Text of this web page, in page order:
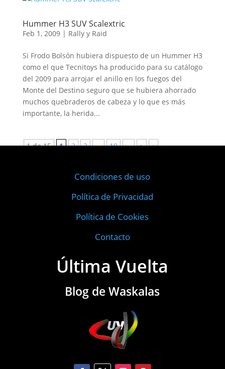
Hummer H3 SUV Scalextric
Feb 1, 2009| Rally y Raid
Si Frodo Bolsón hubiera dispuesto de un Hummer H3
como el que Tecnitoys ha producido para su catálogo
del 2009 para arrojar el anillo en los fuegos del
Monte del Destino seguro que se hubiera ahorrado
muchos quebraderos de cabeza y lo que es más
importante, la herida...
1 de 15 1 2 3 ... 10 ... > »
Condiciones de uso
Política de Privacidad
Política de Cookies
Contacto
Última Vuelta
Blog de Waskalas